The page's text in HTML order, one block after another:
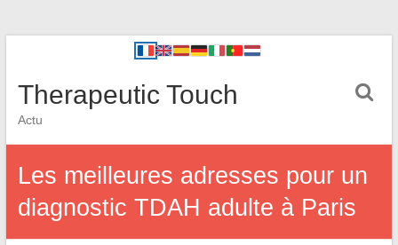
Therapeutic Touch
Actu
Les meilleures adresses pour un
diagnostic TDAH adulte à Paris